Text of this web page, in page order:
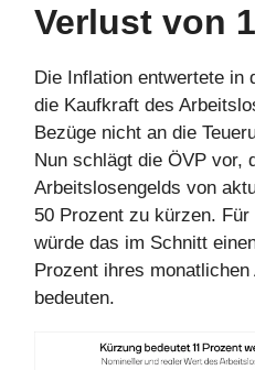
Verlust von
Die Inflation entwertete in
die Kaufkraft des
Bezüge nicht an die
Nun schlägt die ÖVP vor,
Arbeitslosengelds von
50 Prozent zu kürzen.
würde das im Schnitt
Prozent ihres
bedeuten.